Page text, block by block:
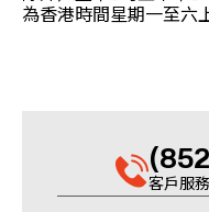
為香港時間星期一至六
客戶服